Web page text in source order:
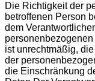
Die Richtigkeit der
betroffenen Person
dem
ist unrechtmäßig,
der
die Einschränkung